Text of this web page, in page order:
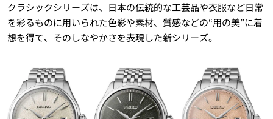
クラシックシリーズは、日本の伝統的な工芸品や衣服など日常
を彩るものに用いられた色彩や素材、質感などの“用の美”に着
想を得て、そのしなやかさを表現した新シリーズ。